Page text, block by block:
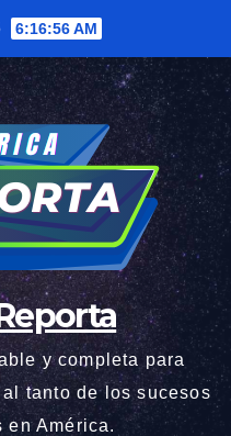
6:16:57 AM
y completa para
tanto de los sucesos
en América.